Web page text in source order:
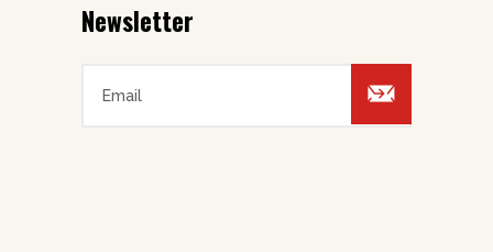
Newsletter
